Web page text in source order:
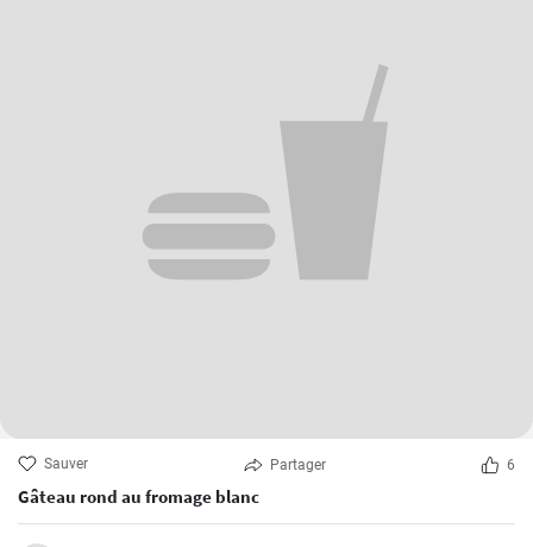
Sauver Partager 6
Gâteau rond au fromage blanc